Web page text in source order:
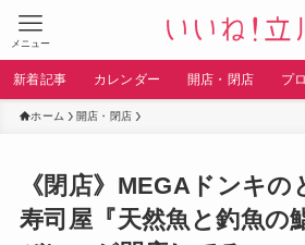
メニュー
新着記事 カレンダー 開店・閉店 プ
ホーム 開店・閉店
《閉店》MEGAドンキ
寿司屋『天然魚と釣魚の